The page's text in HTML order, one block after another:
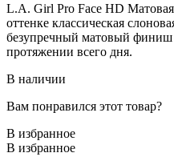
L.A. Girl Pro Face HD Матовая
оттенке классическая
безупречный матовый финиш
протяжении всего дня.
В наличии
Вам понравился этот товар?
В избранное
В избранное